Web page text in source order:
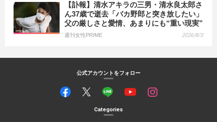
【訃報】清水アキラの三男・清水良太郎さ
ん37歳で逝去「バカ野郎と突き放したい」
父の厳しさと愛情、あまりにも“重い現実”
週刊女性PRIME 2026/8/3
公式アカウントをフォロー
Categories